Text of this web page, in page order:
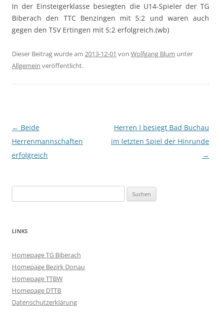
In der Einsteigerklasse besiegten die U14-Spieler der TG
Biberach den TTC Benzingen mit 5:2 und waren auch
gegen den TSV Ertingen mit 5:2 erfolgreich.(wb)
Dieser Beitrag wurde am 2013-12-01 von Wolfgang Blum unter
Allgemein veröffentlicht.
Beitragsnavigation
← Beide
Herrenmannschaften
erfolgreich
Herren I besiegt Bad Buchau
im letzten Spiel der Hinrunde
→
nach:
LINKS
Homepage TG Biberach
Homepage Bezirk Donau
Homepage TTBW
Homepage DTTB
Datenschutzerklärung